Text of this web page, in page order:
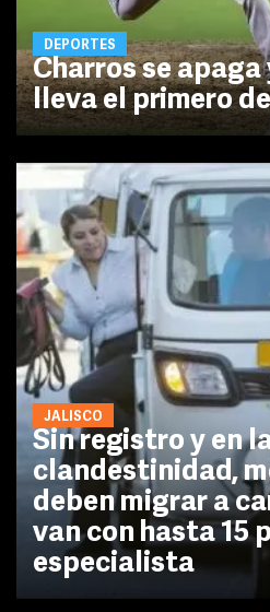
DEPORTES
Charros se apaga
lleva el primero
JALISCO
Sin registro y en
clandestinidad,
deben migrar a
van con hasta 15
especialista